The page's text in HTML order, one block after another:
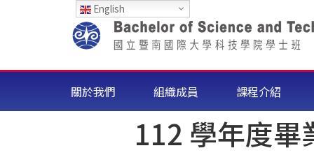
關於我們 組織成員 課程介紹
112 學年度畢
English